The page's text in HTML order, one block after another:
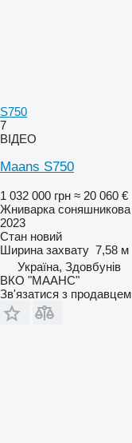
S750
7
ВІДЕО
Maans S750
1 032 000 грн ≈ 20 060 €
Жниварка соняшникова
2023
Стан новий
Ширина захвату 7,58 м
Україна, Здовбунів
ВКО "МААНС"
Зв'язатися з продавцем